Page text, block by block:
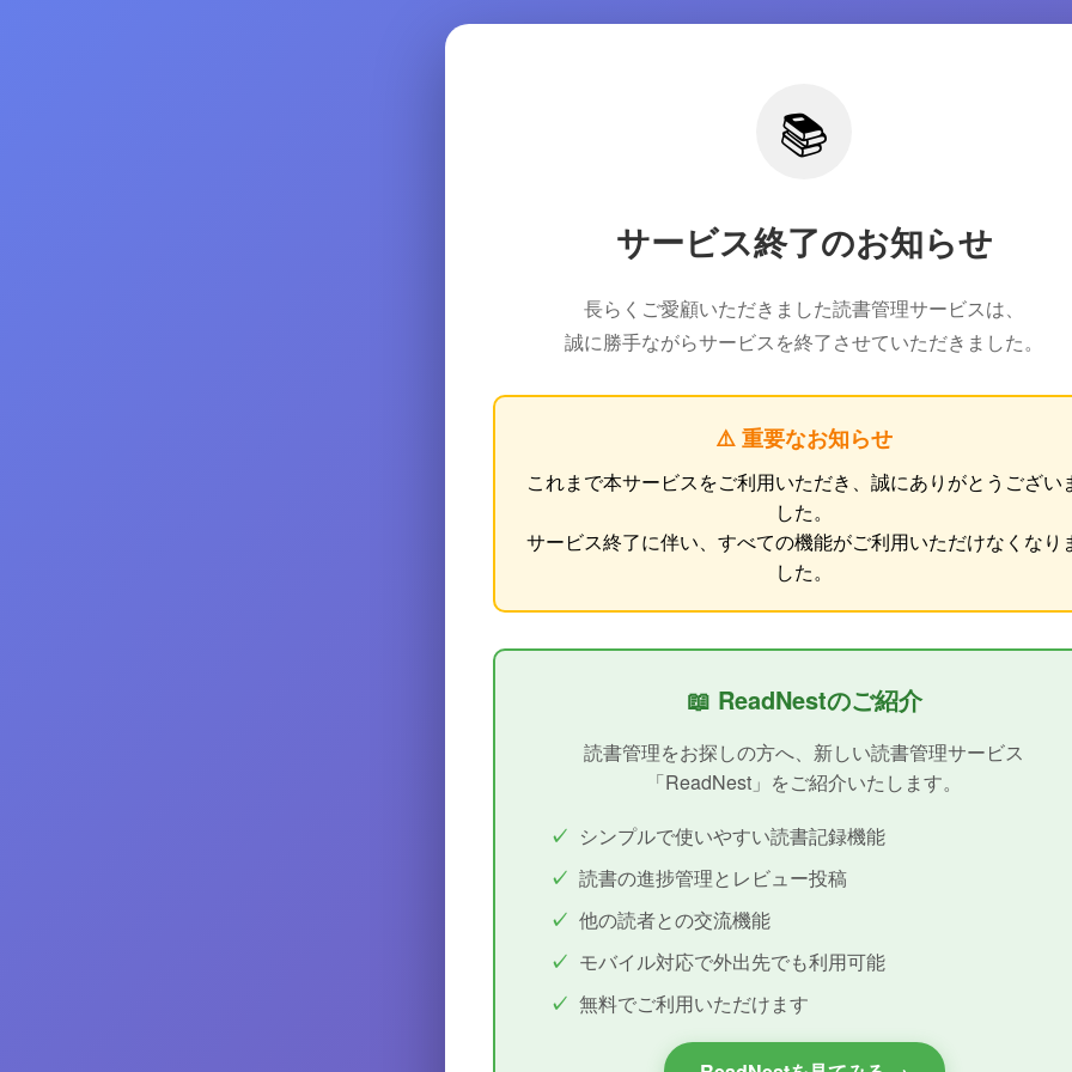
📚
サービス終了のお知らせ
長らくご愛顧いただきました読書管理サービスは、
誠に勝手ながらサービスを終了させていただきました。
⚠️ 重要なお知らせ
これまで本サービスをご利用いただき、誠にありがとうござい
した。
サービス終了に伴い、すべての機能がご利用いただけなくなり
した。
📖 ReadNestのご紹介
読書管理をお探しの方へ、新しい読書管理サービス
「ReadNest」をご紹介いたします。
シンプルで使いやすい読書記録機能
読書の進捗管理とレビュー投稿
他の読者との交流機能
モバイル対応で外出先でも利用可能
無料でご利用いただけます